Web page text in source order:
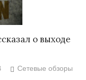
о выходе
Сетевые обзоры